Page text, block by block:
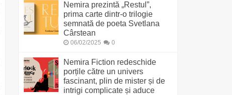
Nemira prezintă „Restul”,
prima carte dintr-o trilogie
semnată de poeta Svetlana
Cârstean
06/02/2025 0
Nemira Fiction redeschide
porțile către un univers
fascinant, plin de mister și de
intrigi complicate și aduce